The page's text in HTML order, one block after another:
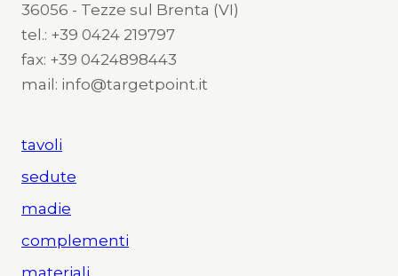
36056 - Tezze sul Brenta (VI)
tel.: +39 0424 219797
fax: +39 0424898443
mail: info@targetpoint.it
tavoli
sedute
madie
complementi